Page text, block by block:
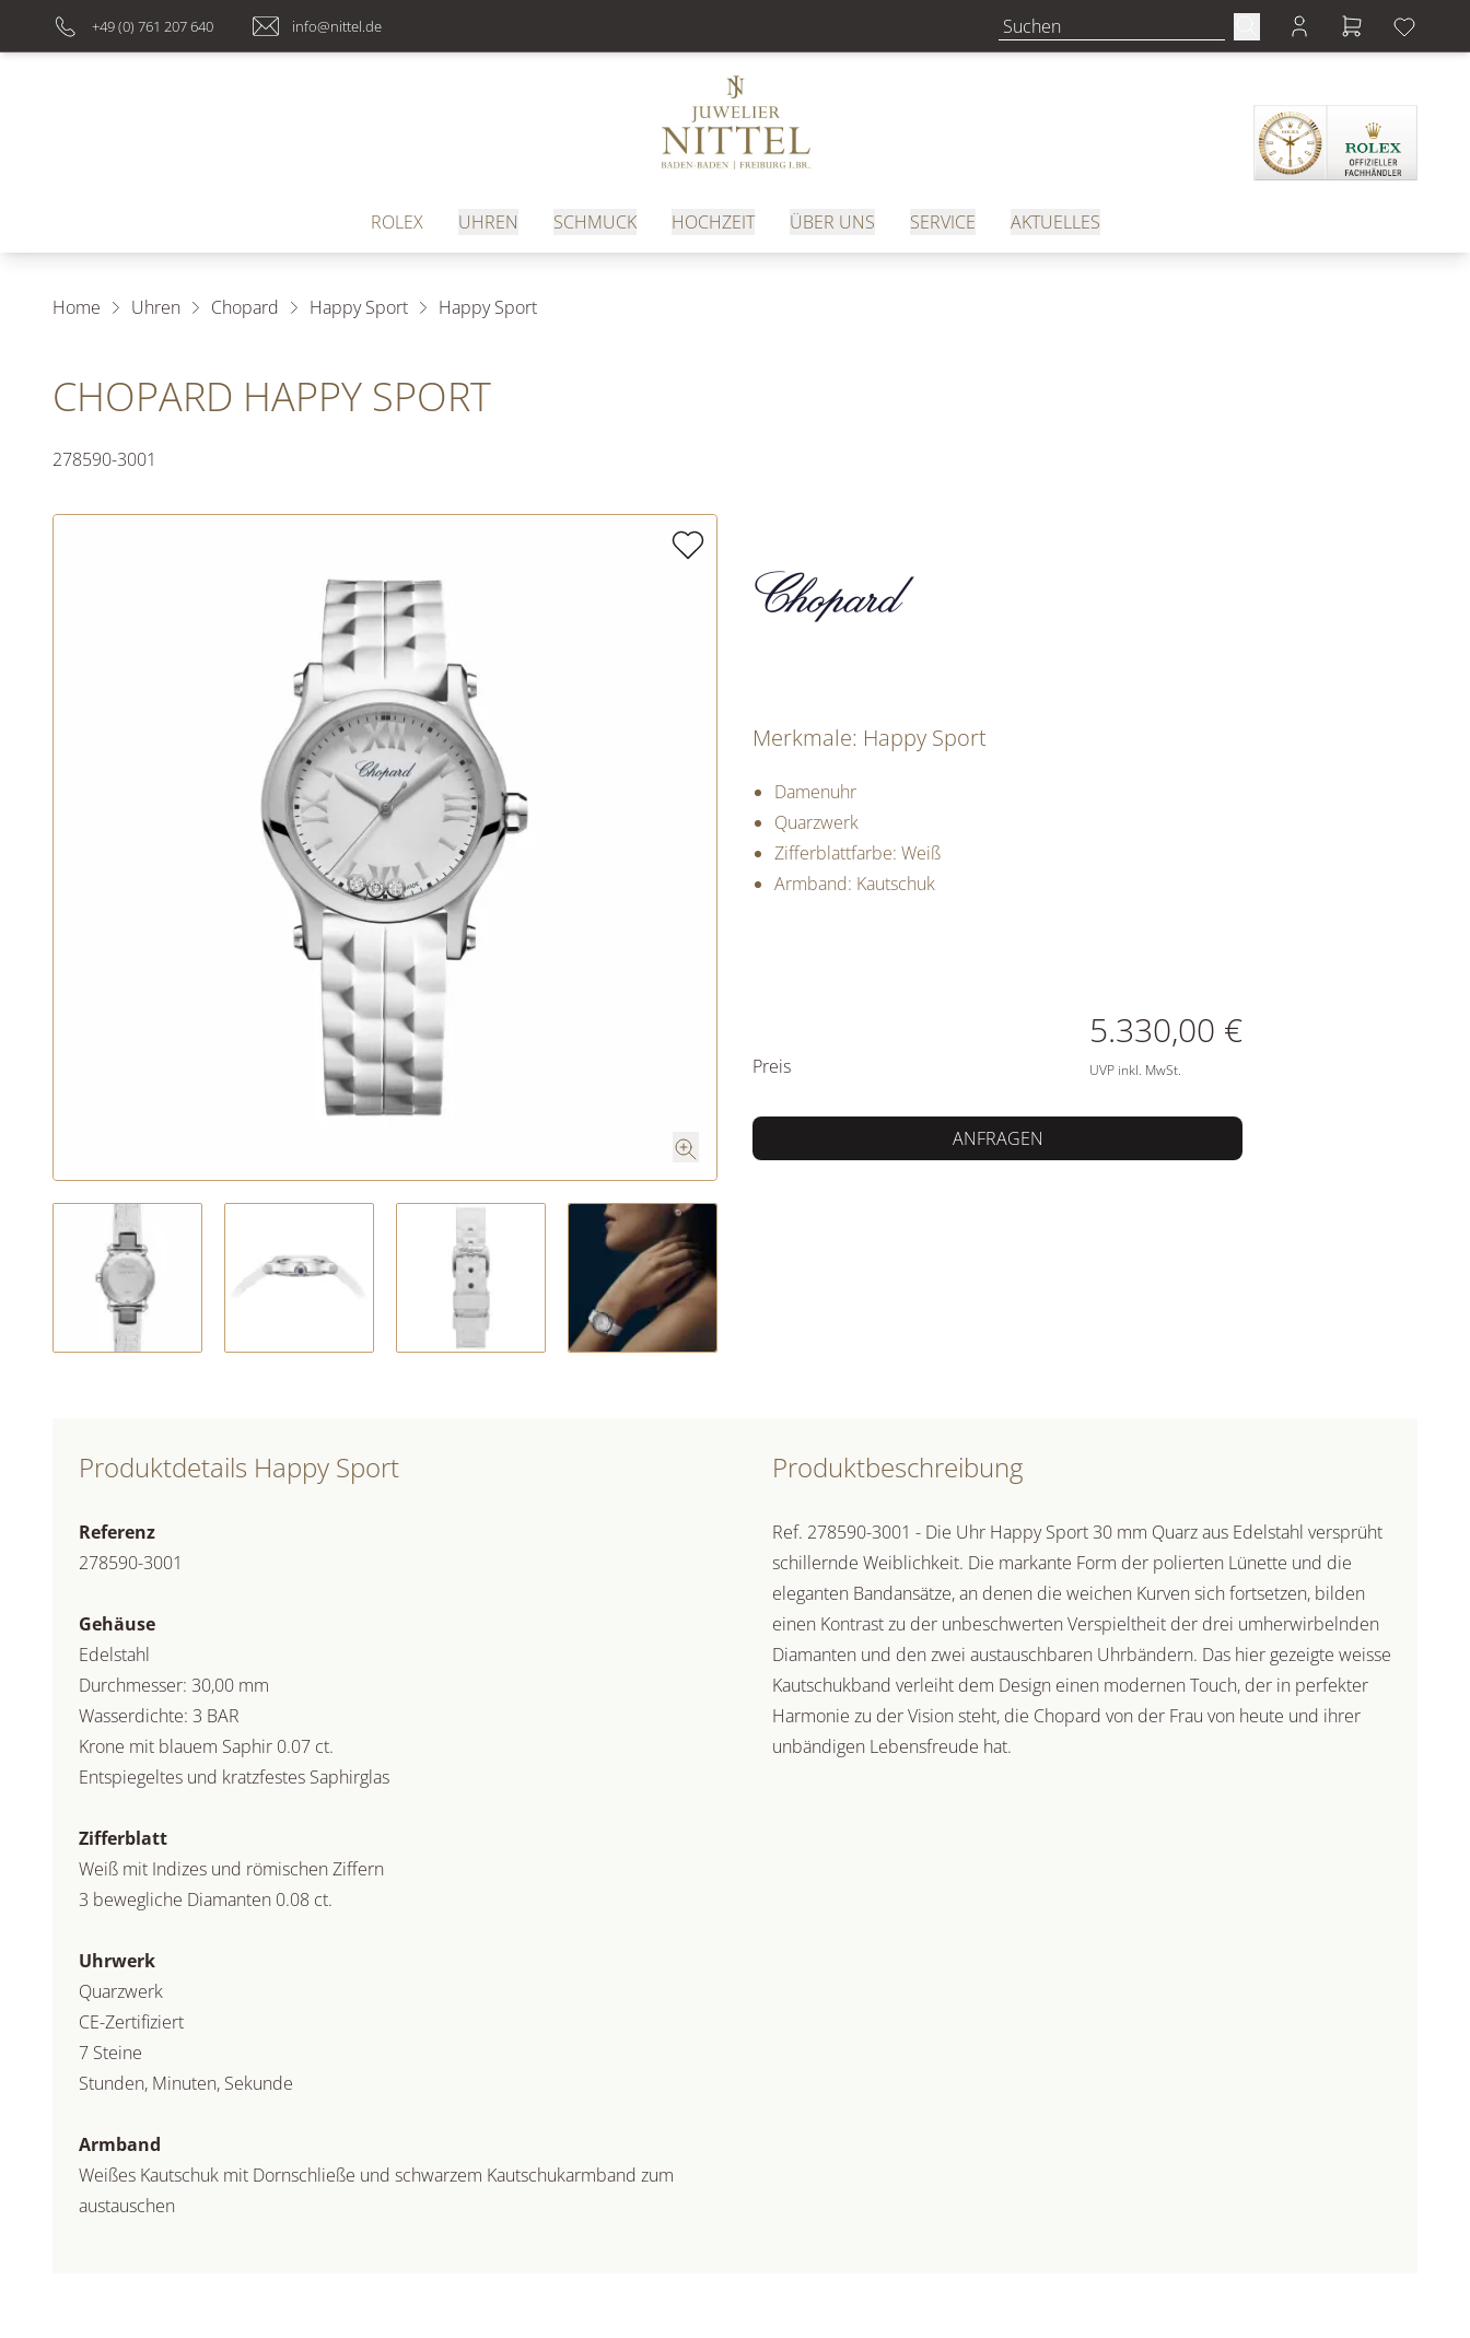
+49 (0) 761 207 640 info@nittel.de
ROLEX UHREN SCHMUCK HOCHZEIT ÜBER UNS SERVICE AKTUELLES
Home Uhren Chopard Happy Sport Happy Sport
CHOPARD HAPPY SPORT
278590-3001
Merkmale: Happy Sport
Damenuhr
Quarzwerk
Zifferblattfarbe: Weiß
Armband: Kautschuk
PREISINFORMATIONEN
Preis
5.330,00 €
UVP inkl. MwSt.
ANFRAGEN
Produktdetails Happy Sport
Referenz
278590-3001
Gehäuse
Edelstahl
Durchmesser: 30,00 mm
Wasserdichte: 3 BAR
Krone mit blauem Saphir 0.07 ct.
Entspiegeltes und kratzfestes Saphirglas
Zifferblatt
Weiß mit Indizes und römischen Ziffern
3 bewegliche Diamanten 0.08 ct.
Uhrwerk
Quarzwerk
CE-Zertifiziert
7 Steine
Stunden, Minuten, Sekunde
Armband
Weißes Kautschuk mit Dornschließe und schwarzem Kautschukarmband zum
austauschen
Produktbeschreibung
Ref. 278590-3001 - Die Uhr Happy Sport 30 mm Quarz aus Edelstahl versprüht
schillernde Weiblichkeit. Die markante Form der polierten Lünette und die
eleganten Bandansätze, an denen die weichen Kurven sich fortsetzen, bilden
einen Kontrast zu der unbeschwerten Verspieltheit der drei umherwirbelnden
Diamanten und den zwei austauschbaren Uhrbändern. Das hier gezeigte weisse
Kautschukband verleiht dem Design einen modernen Touch, der in perfekter
Harmonie zu der Vision steht, die Chopard von der Frau von heute und ihrer
unbändigen Lebensfreude hat.